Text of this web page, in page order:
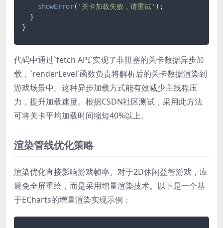
showError( '关卡加载失败，请重试' );
  }
代码中通过`fetch API`实现了非阻塞的关卡数据异步加
载，`renderLevel`函数负责将解析后的关卡数据渲染到
游戏场景中。这种异步加载方式能有效减少主线程压
力，提升加载速度。根据CSDN社区测试，采用此方法
可将关卡平均加载时间缩短40%以上。
渲染管线优化策略
渲染优化直接影响游戏帧率。对于2D休闲益智游戏，应
避免全屏重绘，而是采用增量渲染技术。以下是一个基
于ECharts的增量渲染实现示例：